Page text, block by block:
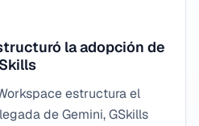
la adopción de
estructura el
de Gemini, GSkills